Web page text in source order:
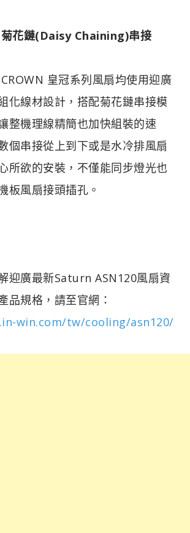
花鏈(Daisy Chaining)串接
皇冠系列風扇均使用迎廣
化線材設計，搭配菊花鏈串接模
整機理線精簡也加快組裝的速
個串接從上到下或是水冷排風扇
所欲的安裝，不僅能同步燈光也
板風扇接頭插孔。
迎廣最新Saturn ASN120風扇資
品規格，請至官網：
win.com/tw/cooling/asn120/